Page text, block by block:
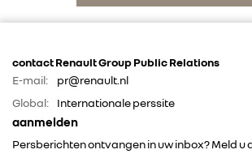
CONTACT
contact Renault Group Public Relations
E-mail:
pr@renault.nl
Global:
Internationale perssite
aanmelden
Persberichten ontvangen in uw inbox? Meld u